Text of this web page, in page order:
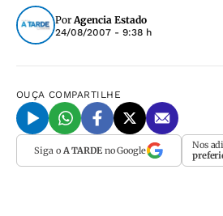
PorAgencia Estado
24/08/2007 - 9:38 h
OUÇA COMPARTILHE
Siga o A TARDEno Google Nos